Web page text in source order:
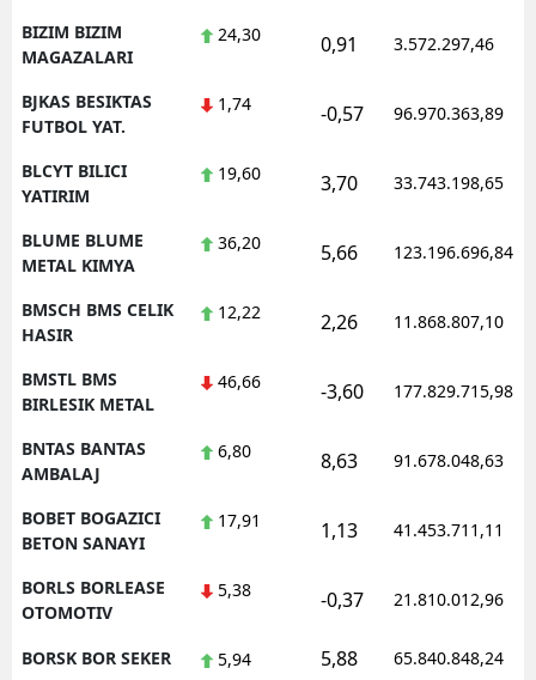
BIZIM BIZIM
MAGAZALARI
24,30 0,91 3.572.297,46
BJKAS BESIKTAS
FUTBOL YAT.
1,74 -0,57 96.970.363,89
BLCYT BILICI
YATIRIM
19,60 3,70 33.743.198,65
BLUME BLUME
METAL KIMYA
36,20 5,66 123.196.696,84
BMSCH BMS CELIK
HASIR
12,22 2,26 11.868.807,10
BMSTL BMS
BIRLESIK METAL
46,66 -3,60 177.829.715,98
BNTAS BANTAS
AMBALAJ
6,80 8,63 91.678.048,63
BOBET BOGAZICI
BETON SANAYI
17,91 1,13 41.453.711,11
BORLS BORLEASE
OTOMOTIV
5,38 -0,37 21.810.012,96
BORSK BOR SEKER 5,94 5,88 65.840.848,24